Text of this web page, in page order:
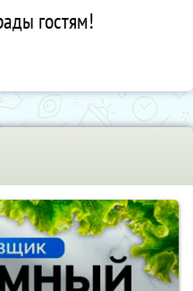
гостям!